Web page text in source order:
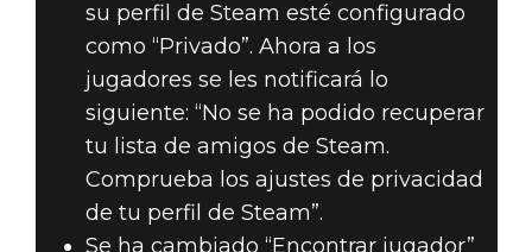
su perfil de Steam esté configurado
como “Privado”. Ahora a los
jugadores se les notificará lo
siguiente: “No se ha podido recuperar
tu lista de amigos de Steam.
Comprueba los ajustes de privacidad
de tu perfil de Steam”.
Se ha cambiado “Encontrar jugador”